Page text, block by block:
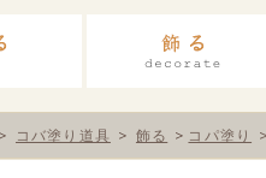
コバ塗り道具 飾る コパ塗り